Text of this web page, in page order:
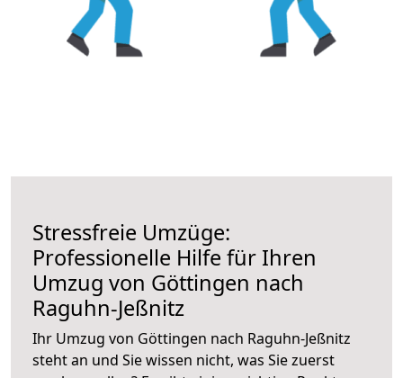
Stressfreie Umzüge:
Professionelle Hilfe für Ihren
Umzug von Göttingen nach
Raguhn-Jeßnitz
Ihr Umzug von Göttingen nach Raguhn-Jeßnitz
steht an und Sie wissen nicht, was Sie zuerst